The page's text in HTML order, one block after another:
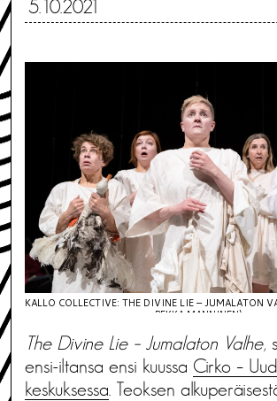
5.10.2021
KALLO COLLECTIVE: THE DIVINE LIE – JUMALATON
PEKKA MANNINEN)
The Divine Lie – Jumalaton Valhe,
ensi-iltansa ensi kuussa Cirko –
keskuksessa . Teoksen